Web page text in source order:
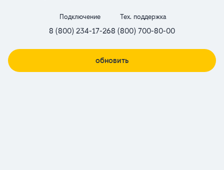
Подключение
8 (800) 234-17-26
Тех. поддержка
8 (800) 700-80-00
обновить